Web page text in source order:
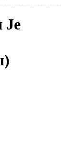
Je